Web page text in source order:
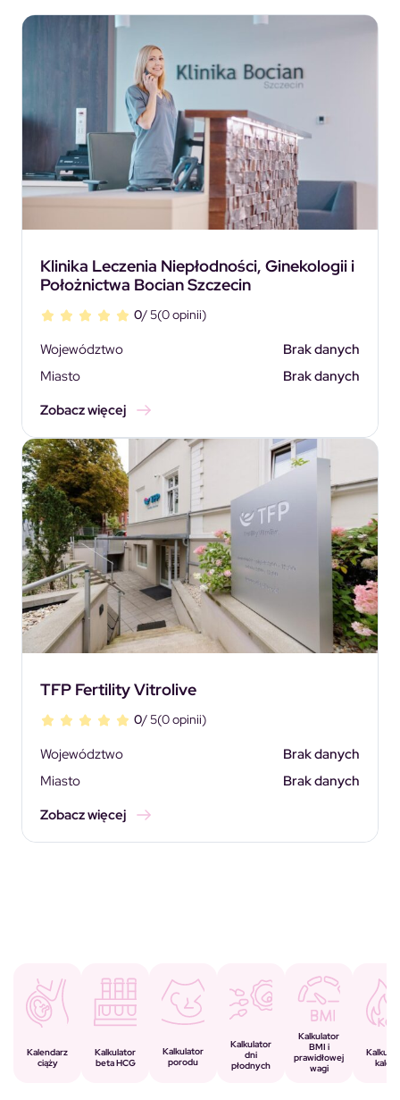
Klinika Leczenia Niepłodności, Ginekologii i
Położnictwa Bocian Szczecin
0/ 5(0 opinii)
Województwo
Brak danych
Miasto
Brak danych
Zobacz więcej
TFP Fertility Vitrolive
0/ 5(0 opinii)
Województwo
Brak danych
Miasto
Brak danych
Zobacz więcej
Kalendarz
ciąży
Kalkulator
beta HCG
Kalkulator
porodu
Kalkulator
dni
płodnych
Kalkulator
BMI i
prawidłowej
wagi
kalorii